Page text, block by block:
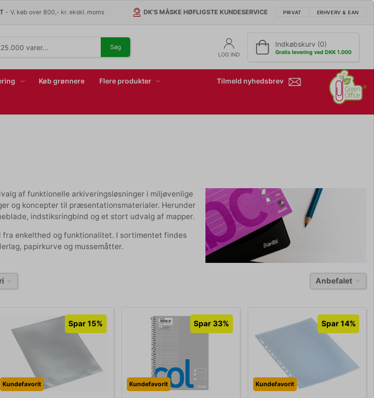
-V. køb over 800,- kr. ekskl. moms DK'S MÅSKE HØFLIGSTE KUNDESERVICE PRIVAT ERHVERV & EAN
Søg
LOG IND
Indkøbskurv (0)
Gratis levering ved DKK 1.000
Køb grønnere Flere produkter Tilmeld nyhedsbrev
af funktionelle arkiveringsløsninger i miljøvenlige
og koncepter til præsentationsmaterialer. Herunder
indstiksringbind og et stort udvalg af mapper.
enkelthed og funktionalitet. I sortimentet findes
papirkurve og mussemåtter.
Anbefalet
Kundefavorit
Spar 15%
Kundefavorit
Spar 33%
Kundefavorit
Spar 14%